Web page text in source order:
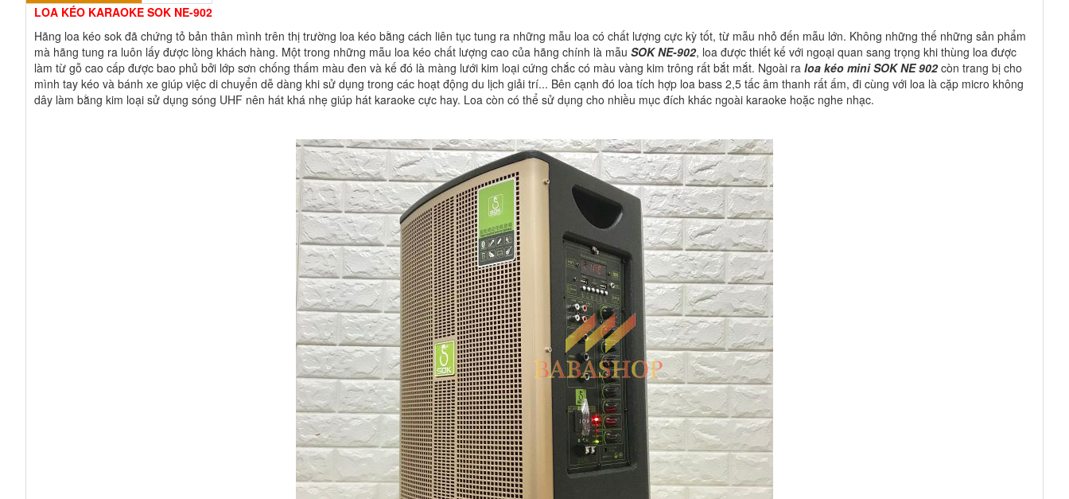
LOA KÉO KARAOKE SOK NE-902
Hãng loa kéo sok đã chứng tỏ bản thân mình trên thị trường loa kéo bằng cách liên tục tung ra những mẫu loa có chất lượng cực kỳ tốt, từ mẫu nhỏ đến mẫu lớn. Không những thế những sản phẩm
mà hãng tung ra luôn lấy được lòng khách hàng. Một trong những mẫu loa kéo chất lượng cao của hãng chính là mẫu SOK NE-902, loa được thiết kế với ngoại quan sang trọng khi thùng loa được
làm từ gỗ cao cấp được bao phủ bởi lớp sơn chống thấm màu đen và kế đó là màng lưới kim loại cứng chắc có màu vàng kim trông rất bắt mắt. Ngoài ra loa kéo mini SOK NE 902còn trang bị cho
mình tay kéo và bánh xe giúp việc di chuyển dễ dàng khi sử dụng trong các hoạt động du lịch giải trí... Bên cạnh đó loa tích hợp loa bass 2,5 tấc âm thanh rất ấm, đi cùng với loa là cặp micro không
dây làm bằng kim loại sử dụng sóng UHF nên hát khá nhẹ giúp hát karaoke cực hay. Loa còn có thể sử dụng cho nhiều mục đích khác ngoài karaoke hoặc nghe nhạc.